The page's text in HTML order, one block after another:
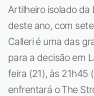
Artilheiro isolado
deste ano, com
Calleri é uma das
para a decisão em
feira (21), às 21h45
enfrentará o The